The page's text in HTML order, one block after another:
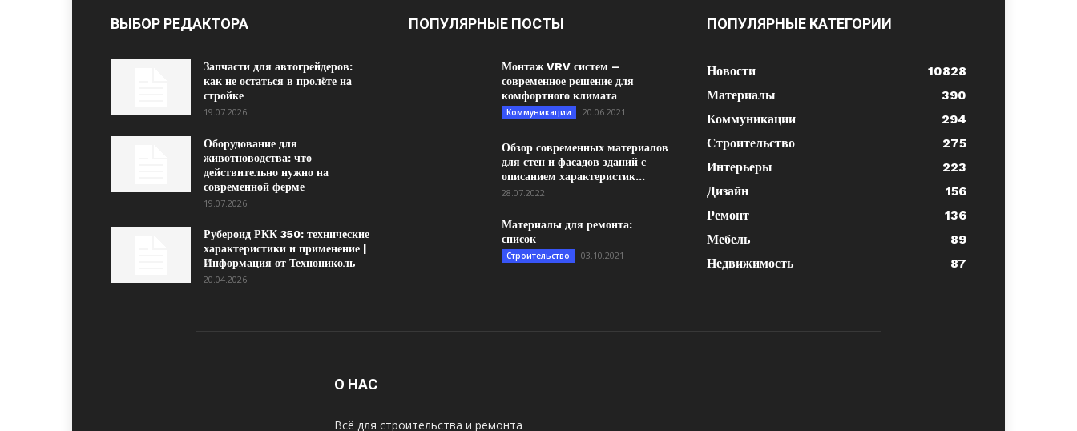
ВЫБОР РЕДАКТОРА
Запчасти для автогрейдеров:
как не остаться в пролёте на
стройке
19.07.2026
Оборудование для
животноводства: что
действительно нужно на
современной ферме
19.07.2026
Рубероид РКК 350: технические
характеристики и применение |
Информация от Технониколь
20.04.2026
ПОПУЛЯРНЫЕ ПОСТЫ
Монтаж VRV систем –
современное решение для
комфортного климата
Коммуникации 20.06.2021
Обзор современных материалов
для стен и фасадов зданий с
описанием характеристик...
28.07.2022
Материалы для ремонта:
список
Строительство 03.10.2021
ПОПУЛЯРНЫЕ КАТЕГОРИИ
Новости
10828
Материалы
390
Коммуникации
294
Строительство
275
Интерьеры
223
Дизайн
156
Ремонт
136
Мебель
89
Недвижимость
87
О НАС
Всё для строительства и ремонта